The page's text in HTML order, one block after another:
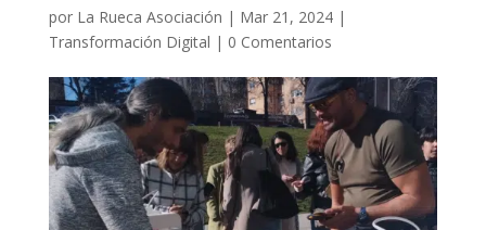
por La Rueca Asociación | Mar 21, 2024|
Transformación Digital | 0 Comentarios